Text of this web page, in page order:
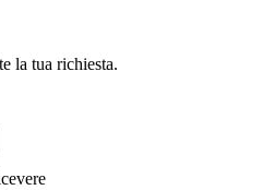
la tua richiesta.